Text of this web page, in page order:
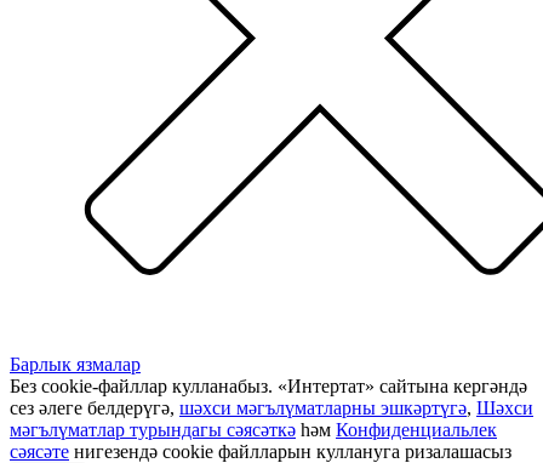
Барлык язмалар
Без cookie-файллар кулланабыз. «Интертат» сайтына кергәндә
сез әлеге белдерүгә, шәхси мәгълүматларны эшкәртүгә, Шәхси
мәгълүматлар турындагы сәясәткә һәм Конфиденциальлек
сәясәте нигезендә cookie файлларын куллануга ризалашасыз